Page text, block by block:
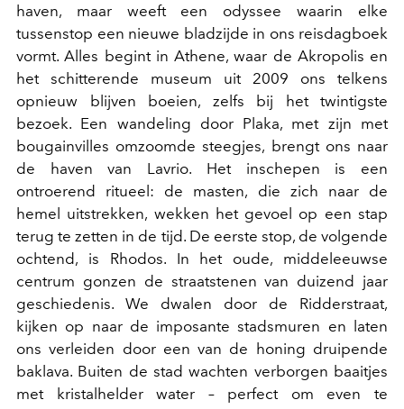
haven, maar weeft een odyssee waarin elke
tussenstop een nieuwe bladzijde in ons reisdagboek
vormt. Alles begint in Athene, waar de Akropolis en
het schitterende museum uit 2009 ons telkens
opnieuw blijven boeien, zelfs bij het twintigste
bezoek. Een wandeling door Plaka, met zijn met
bougainvilles omzoomde steegjes, brengt ons naar
de haven van Lavrio. Het inschepen is een
ontroerend ritueel: de masten, die zich naar de
hemel uitstrekken, wekken het gevoel op een stap
terug te zetten in de tijd. De eerste stop, de volgende
ochtend, is Rhodos. In het oude, middeleeuwse
centrum gonzen de straatstenen van duizend jaar
geschiedenis. We dwalen door de Ridderstraat,
kijken op naar de imposante stadsmuren en laten
ons verleiden door een van de honing druipende
baklava. Buiten de stad wachten verborgen baaitjes
met kristalhelder water – perfect om even te